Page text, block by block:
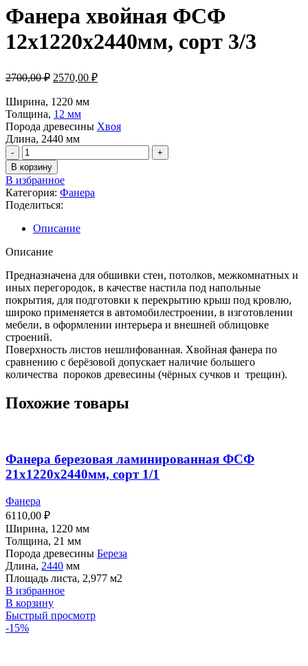
Фанера хвойная ФСФ
12х1220х2440мм, сорт 3/3
2700,00₽ 2570,00 ₽
Ширина, 1220 мм
Толщина, 12 мм
Порода древесины Хвоя
Длина, 2440 мм
В корзину
В избранное
Категория: Фанера
Поделиться:
Описание
Описание
Предназначена для обшивки стен, потолков, межкомнатных и
иных перегородок, в качестве настила под напольные
покрытия, для подготовки к перекрытию крыш под кровлю,
широко применяется в автомобилестроении, в изготовлении
мебели, в оформлении интерьера и внешней облицовке
строений.
Поверхность листов нешлифованная. Хвойная фанера по
сравнению с берёзовой допускает наличие большего
количества пороков древесины (чёрных сучков и трещин).
Похожие товары
Фанера березовая ламинированная ФСФ
21х1220х2440мм, сорт 1/1
Фанера
6110,00 ₽
Ширина, 1220 мм
Толщина, 21 мм
Порода древесины Береза
Длина, 2440 мм
Площадь листа, 2,977 м2
В избранное
В корзину
Быстрый просмотр
-15%